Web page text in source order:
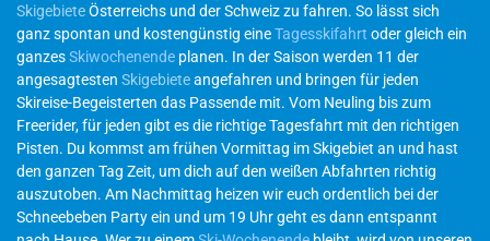
SkigebieteÖsterreichs und der Schweiz zu fahren. So lässt sich
ganz spontan und kostengünstig eineTagesskifahrt oder gleich ein
ganzesSkiwochenende planen. In der Saison werden 11 der
angesagtesten Skigebieteangefahren und bringen für jeden
Skireise-Begeisterten das Passende mit. Vom Neuling bis zum
Freerider, für jeden gibt es die richtige Tagesfahrt mit den richtigen
Pisten. Du kommst am frühen Vormittag im Skigebiet an und hast
den ganzen Tag Zeit, um dich auf den weißen Abfahrten richtig
auszutoben. Am Nachmittag heizen wir euch ordentlich bei der
Schneebeben Party ein und um 19 Uhr geht es dann entspannt